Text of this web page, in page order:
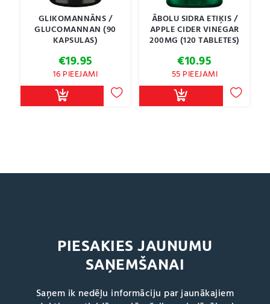
GLIKOMANNĀNS /
GLUCOMANNAN (90
KAPSULAS)
€19.95
16 PIEEJAMI
ĀBOLU SIDRA ETIĶIS /
APPLE CIDER VINEGAR
200MG (120 TABLETES)
€10.95
55 PIEEJAMI
PIESAKIES JAUNUMU
SAŅEMŠANAI
Saņem ik nedēļu informāciju par jaunākajiem